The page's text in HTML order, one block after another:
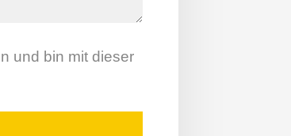
und bin mit dieser